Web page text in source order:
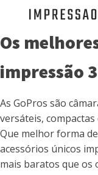
Os
impressão
As GoPros são
versáteis,
Que melhor forma
acessórios únicos
mais baratos que os